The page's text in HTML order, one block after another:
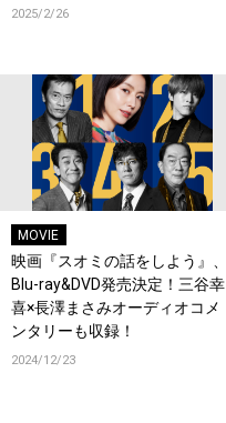
2025/2/26
MOVIE
映画『スオミの話をしよう』、
Blu-ray&DVD発売決定！三谷幸
喜×長澤まさみオーディオコメ
ンタリーも収録！
2024/12/23